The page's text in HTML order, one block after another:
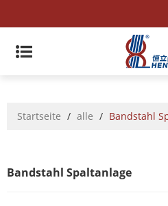
Startseite / alle / Bandstahl
Bandstahl Spaltanlage